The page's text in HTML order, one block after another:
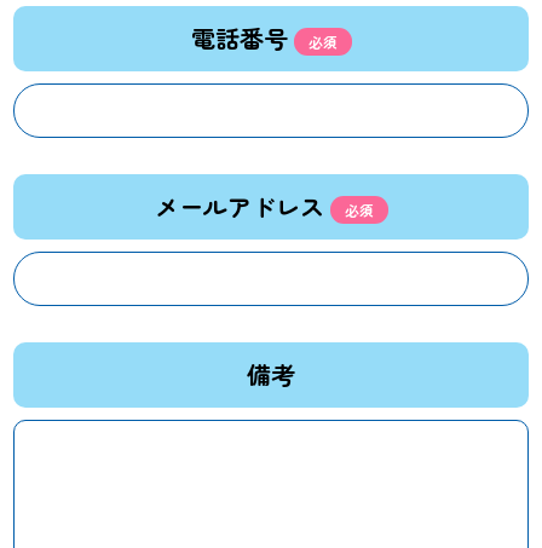
電話番号
メールアドレス
備考